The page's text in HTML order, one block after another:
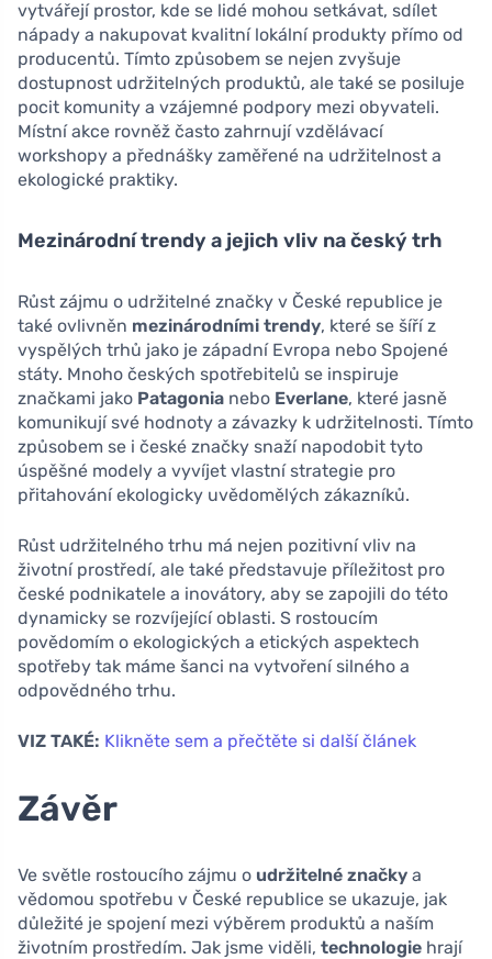
vytvářejí prostor, kde se lidé mohou setkávat, sdílet
nápady a nakupovat kvalitní lokální produkty přímo od
producentů. Tímto způsobem se nejen zvyšuje
dostupnost udržitelných produktů, ale také se posiluje
pocit komunity a vzájemné podpory mezi obyvateli.
Místní akce rovněž často zahrnují vzdělávací
workshopy a přednášky zaměřené na udržitelnost a
ekologické praktiky.
Mezinárodní trendy a jejich vliv na český trh
Růst zájmu o udržitelné značky v České republice je
také ovlivněn mezinárodními trendy, které se šíří z
vyspělých trhů jako je západní Evropa nebo Spojené
státy. Mnoho českých spotřebitelů se inspiruje
značkami jako Patagonia nebo Everlane, které jasně
komunikují své hodnoty a závazky k udržitelnosti. Tímto
způsobem se i české značky snaží napodobit tyto
úspěšné modely a vyvíjet vlastní strategie pro
přitahování ekologicky uvědomělých zákazníků.
Růst udržitelného trhu má nejen pozitivní vliv na
životní prostředí, ale také představuje příležitost pro
české podnikatele a inovátory, aby se zapojili do této
dynamicky se rozvíjející oblasti. S rostoucím
povědomím o ekologických a etických aspektech
spotřeby tak máme šanci na vytvoření silného a
odpovědného trhu.
VIZ TAKÉ: Klikněte sem a přečtěte si další článek
Závěr
Ve světle rostoucího zájmu o udržitelné značky a
vědomou spotřebu v České republice se ukazuje, jak
důležité je spojení mezi výběrem produktů a naším
životním prostředím. Jak jsme viděli, technologie hrají